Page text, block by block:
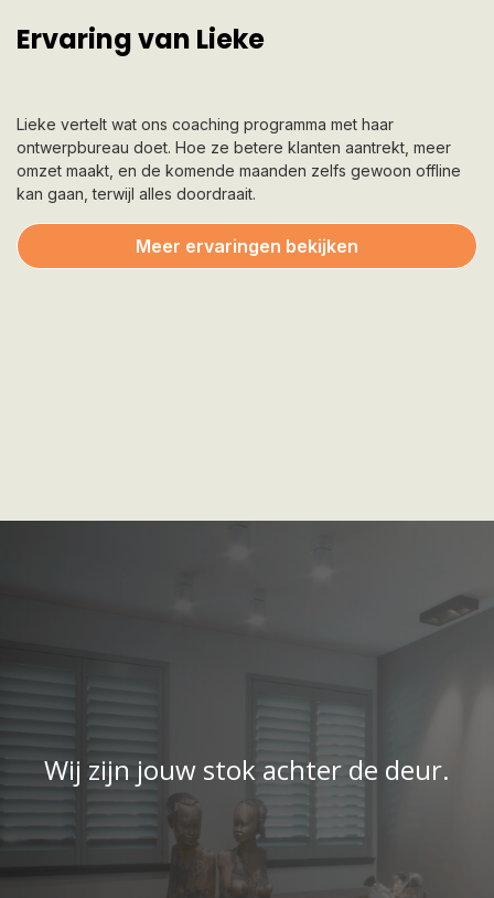
Ervaring van Lieke
Lieke vertelt wat ons coaching programma met haar
ontwerpbureau doet. Hoe ze betere klanten aantrekt, meer
omzet maakt, en de komende maanden zelfs gewoon offline
kan gaan, terwijl alles doordraait.
Meer ervaringen bekijken
Wij zijn jouw stok achter de deur.